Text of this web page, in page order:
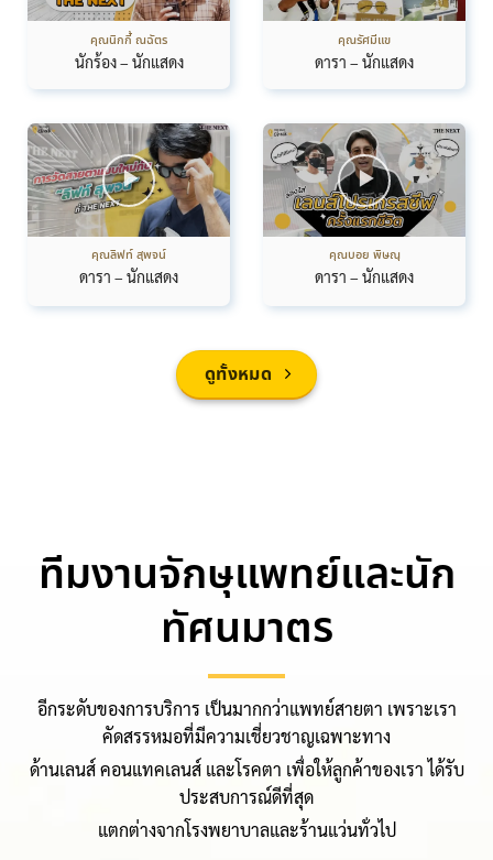
คุณนิกกี้ ณฉัตร
นักร้อง – นักแสดง
คุณรัศมีแข
ดารา – นักแสดง
คุณลิฟท์ สุพจน์
ดารา – นักแสดง
คุณบอย พิษณุ
ดารา – นักแสดง
ดูทั้งหมด
ทีมงานจักษุแพทย์และนัก
ทัศนมาตร
อีกระดับของการบริการ เป็นมากกว่าแพทย์สายตา เพราะเรา
คัดสรรหมอที่มีความเชี่ยวชาญเฉพาะทาง
ด้านเลนส์ คอนแทคเลนส์ และโรคตา เพื่อให้ลูกค้าของเรา ได้รับ
ประสบการณ์ดีที่สุด
แตกต่างจากโรงพยาบาลและร้านแว่นทั่วไป